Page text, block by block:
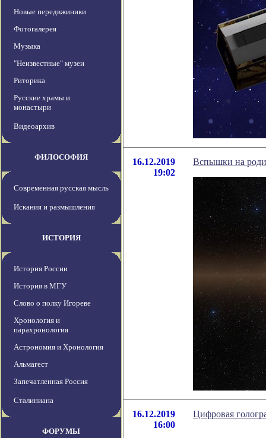
Новые передвжиники
Фотогалерея
Музыка
"Неизвестные" музеи
Риторика
Русские храмы и
монастыри
Видеоархив
ФИЛОСОФИЯ
Современная русская мысль
Искания и размышления
ИСТОРИЯ
История России
История в МГУ
Слово о полку Игореве
Хронология и
парахронология
Астрономия и Хронология
Альмагест
Запечатленная Россия
Сталиниана
ФОРУМЫ
16.12.2019
19:02
Вспышки на
16.12.2019
16:00
Цифровая